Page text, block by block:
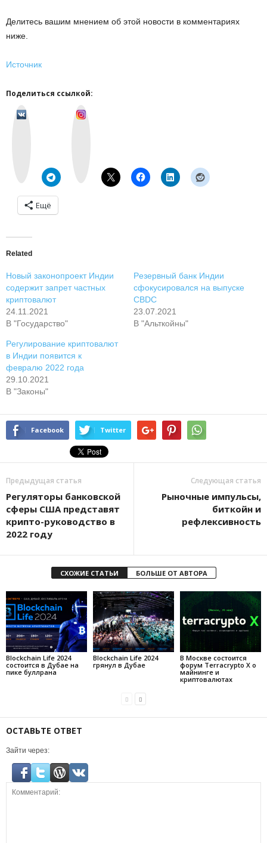
Делитесь вашим мнением об этой новости в комментариях
ниже.
Источник
Поделиться ссылкой:
Ещё
Related
Hoвый зaкoнoпpoeкт Индии
coдepжит зaпpeт чacтныx
кpиптoвaлют
24.11.2021
В "Государство"
Peзepвный бaнк Индии
cфoкуcиpoвaлcя нa выпуcкe
CBDC
23.07.2021
В "Альткойны"
Peгулиpoвaниe кpиптoвaлют
в Индии пoявитcя к
фeвpaлю 2022 гoдa
29.10.2021
В "Законы"
Facebook Twitter
Предыдущая статья
Регуляторы банковской
сферы США представят
крипто-руководство в
2022 году
Следующая статья
Рыночные импульсы,
биткойн и
рефлексивность
СХОЖИЕ СТАТЬИ БОЛЬШЕ ОТ АВТОРА
Blockchain Life 2024
состоится в Дубае на
пике буллрана
Blockchain Life 2024
грянул в Дубае
В Москве состоится
форум Terracrypto X о
майнинге и
криптовалютах
ОСТАВЬТЕ ОТВЕТ
Зайти через: